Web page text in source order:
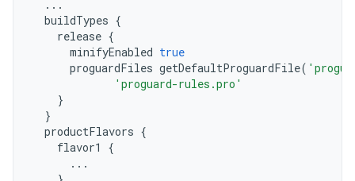
...
buildTypes {
release {
minifyEnabled true
proguardFiles getDefaultProguardFile(
'proguard-rules.pro'
}
}
productFlavors {
flavor1
{
...